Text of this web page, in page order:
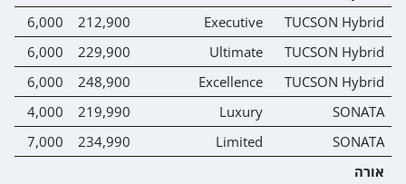
TUCSON Hybrid
Executive
212,900
6,000
TUCSON Hybrid
Ultimate
229,900
6,000
TUCSON Hybrid
Excellence
248,900
6,000
SONATA
Luxury
219,990
4,000
SONATA
Limited
234,990
7,000
אורה